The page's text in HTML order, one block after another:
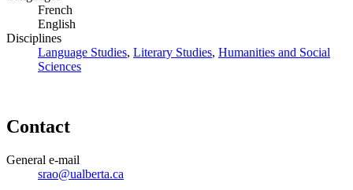
French
English
Disciplines
Language Studies, Literary Studies, Humanities and Social
Sciences
Contact
General e-mail
srao@ualberta.ca